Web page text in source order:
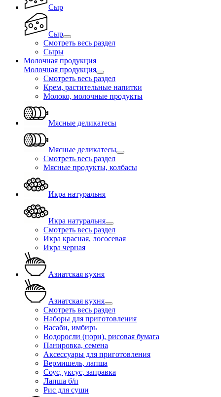
Сыр
Сыр
Смотреть весь раздел
Сыры
Молочная продукция
Молочная продукция
Смотреть весь раздел
Крем, растительные напитки
Молоко, молочные продукты
Мясные деликатесы
Мясные деликатесы
Смотреть весь раздел
Мясные продукты, колбасы
Икра натуральня
Икра натуральня
Смотреть весь раздел
Икра красная, лососевая
Икра черная
Азиатская кухня
Азиатская кухня
Смотреть весь раздел
Наборы для приготовления
Васаби, имбирь
Водоросли (нори), рисовая бумага
Панировка, семена
Аксессуары для приготовления
Вермишель, лапша
Соус, уксус, заправка
Лапша б/п
Рис для суши